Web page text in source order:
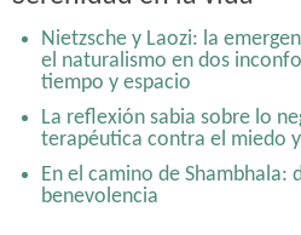
Nietzsche y Laozi: la
el naturalismo en dos
tiempo y espacio
La reflexión sabia sobre lo
terapéutica contra el miedo
En el camino de Shambhala:
benevolencia